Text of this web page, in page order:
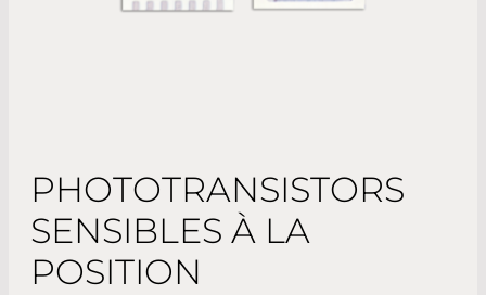
PHOTOTRANSISTORS
SENSIBLES À LA
POSITION